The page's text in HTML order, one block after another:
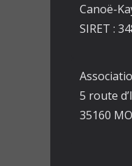
Canoë-
SIRET :
5 route
35160